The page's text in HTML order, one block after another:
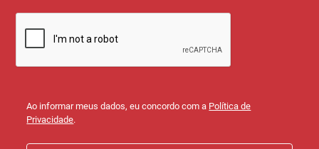
Ao informar meus dados, eu concordo com a Política de
Privacidade.